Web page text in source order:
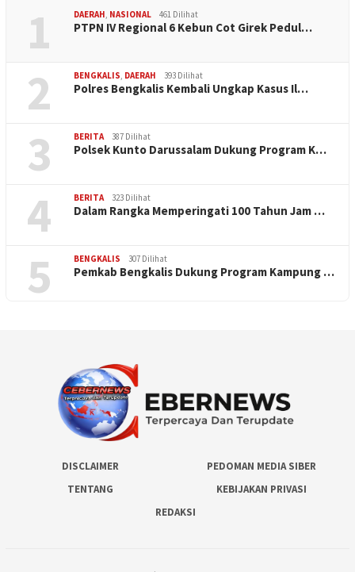
1 DAERAH NASIONAL 461 Dilihat
PTPN IV Regional 6 Kebun Cot Girek Pedul…
2 BENGKALIS DAERAH 393 Dilihat
Polres Bengkalis Kembali Ungkap Kasus Il…
3 BERITA 387 Dilihat
Polsek Kunto Darussalam Dukung Program K…
4 BERITA 323 Dilihat
Dalam Rangka Memperingati 100 Tahun Jam …
5 BENGKALIS 307 Dilihat
Pemkab Bengkalis Dukung Program Kampung …
DISCLAIMER
PEDOMAN MEDIA SIBER
TENTANG
KEBIJAKAN PRIVASI
REDAKSI